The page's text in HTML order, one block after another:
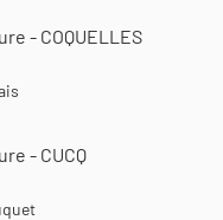
- COQUELLES
- CUCQ